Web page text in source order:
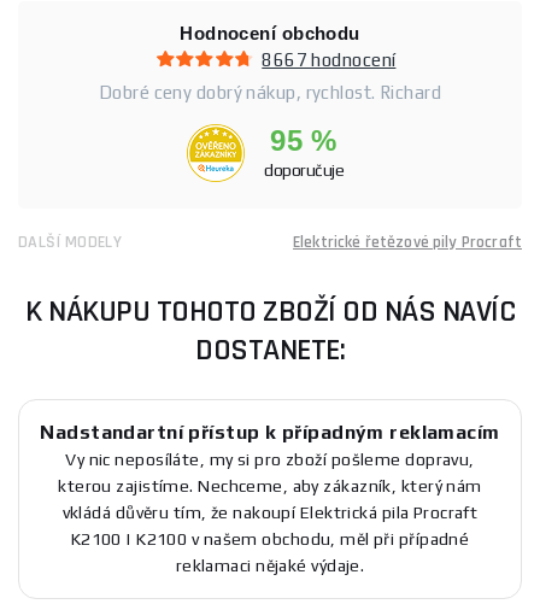
Hodnocení obchodu
8667 hodnocení
Dobré ceny dobrý nákup, rychlost. Richard
95 %
doporučuje
DALŠÍ MODELY Elektrické řetězové pily Procraft
K NÁKUPU TOHOTO ZBOŽÍ OD NÁS NAVÍC
DOSTANETE:
Nadstandartní přístup k případným reklamacím
Vy nic neposíláte, my si pro zboží pošleme dopravu,
kterou zajistíme. Nechceme, aby zákazník, který nám
vkládá důvěru tím, že nakoupí Elektrická pila Procraft
K2100 | K2100 v našem obchodu, měl při případné
reklamaci nějaké výdaje.